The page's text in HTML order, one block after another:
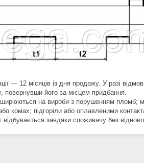
— 12 місяців із дня продажу. У разі
повернувши його за місцем придбання.
на вироби з порушенням
комах; підгоріли або оплавленими
завдяки споживачу без